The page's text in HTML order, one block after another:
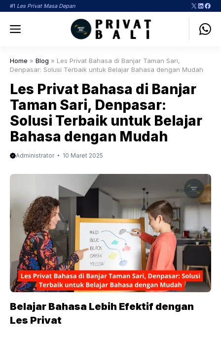
Langsung
#1 Les Privat Masa Depan X
Menu
Home » Blog » Les Privat Bahasa di Banjar Taman Sari,
Denpasar: Solusi Terbaik untuk Belajar Bahasa dengan Mudah
Les Privat Bahasa di Banjar
Taman Sari, Denpasar:
Solusi Terbaik untuk Belajar
Bahasa dengan Mudah
Administrator 10 Maret 2025
Belajar Bahasa Lebih Efektif dengan
Les Privat